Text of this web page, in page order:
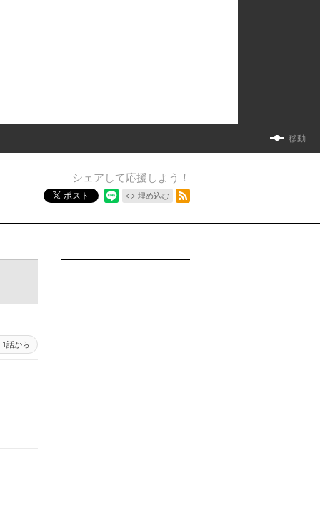
移動
シェアして応援しよう！
ポスト 埋め込む
1話から